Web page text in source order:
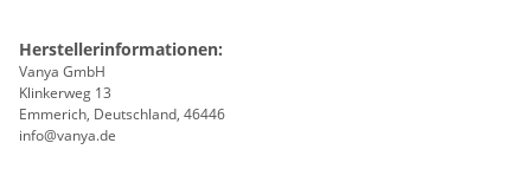
Herstellerinformationen:
Vanya GmbH
Klinkerweg 13
Emmerich, Deutschland, 46446
info@vanya.de